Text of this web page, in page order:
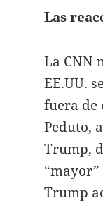
Las
La CNN
EE.UU.
fuera de
Peduto,
Trump,
Trump